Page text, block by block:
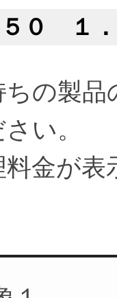
５０ １
の製
い。
金が表